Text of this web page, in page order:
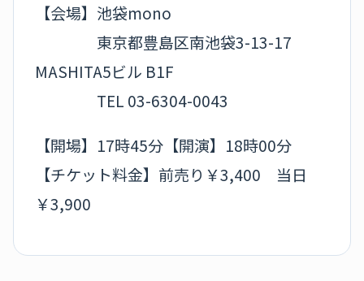
【会場】池袋mono
東京都豊島区南池袋3-13-17
MASHITA5ビル B1F
TEL 03-6304-0043
【開場】17時45分【開演】18時00分
【チケット料金】前売り￥3,400 当日
￥3,900